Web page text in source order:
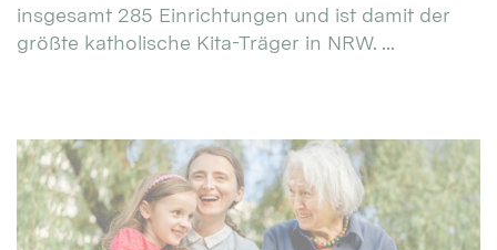
insgesamt 285 Einrichtungen und ist damit der
größte katholische Kita-Träger in NRW. ...